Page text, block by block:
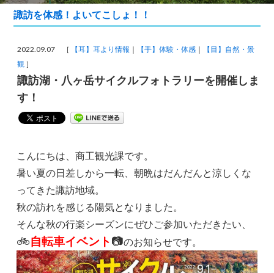
諏訪を体感！よいてこしょ！！
2022.09.07 ［ 【耳】耳より情報 【手】体験・体感
【目】自然・景
観 ］
諏訪湖・八ヶ岳サイクルフォトラリーを開催しま
す！
こんにちは、商工観光課です。
暑い夏の日差しから一転、朝晩はだんだんと涼しくな
ってきた諏訪地域。
秋の訪れを感じる陽気となりました。
そんな秋の行楽シーズンにぜひご参加いただきたい、
🚲自転車イベント📷のお知らせです。